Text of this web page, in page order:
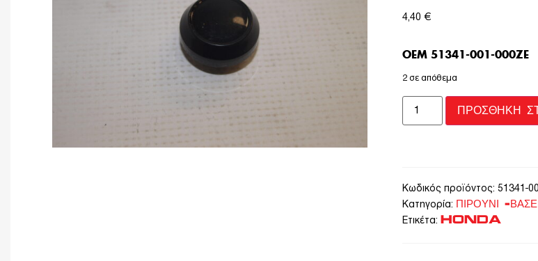
4,40 €
OEM 51341-001-000ZE
2 σε απόθεμα
ΠΡΟΣΘΉΚΗ
Κωδικός προϊόντος: 51341-
Κατηγορία:
ΠΙΡΟΥΝΙ -
Ετικέτα: HONDA